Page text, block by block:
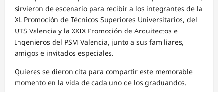
sirvieron de escenario para recibir a los integrantes de la
XL Promoción de Técnicos Superiores Universitarios, del
UTS Valencia y la XXIX Promoción de Arquitectos e
Ingenieros del PSM Valencia, junto a sus familiares,
amigos e invitados especiales.
Quieres se dieron cita para compartir este memorable
momento en la vida de cada uno de los graduandos.